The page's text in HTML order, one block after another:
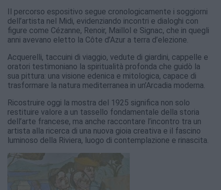
Il percorso espositivo segue cronologicamente i soggiorni
dell’artista nel Midi, evidenziando incontri e dialoghi con
figure come Cézanne, Renoir, Maillol e Signac, che in quegli
anni avevano eletto la Côte d’Azur a terra d’elezione.
Acquerelli, taccuini di viaggio, vedute di giardini, cappelle e
oratori testimoniano la spiritualità profonda che guidò la
sua pittura: una visione edenica e mitologica, capace di
trasformare la natura mediterranea in un’Arcadia moderna.
Ricostruire oggi la mostra del 1925 significa non solo
restituire valore a un tassello fondamentale della storia
dell’arte francese, ma anche raccontare l’incontro tra un
artista alla ricerca di una nuova gioia creativa e il fascino
luminoso della Riviera, luogo di contemplazione e rinascita.